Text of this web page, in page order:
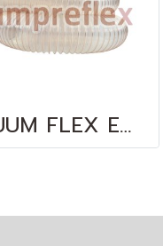
VACUUM FLEX ECO 400, 600, 900